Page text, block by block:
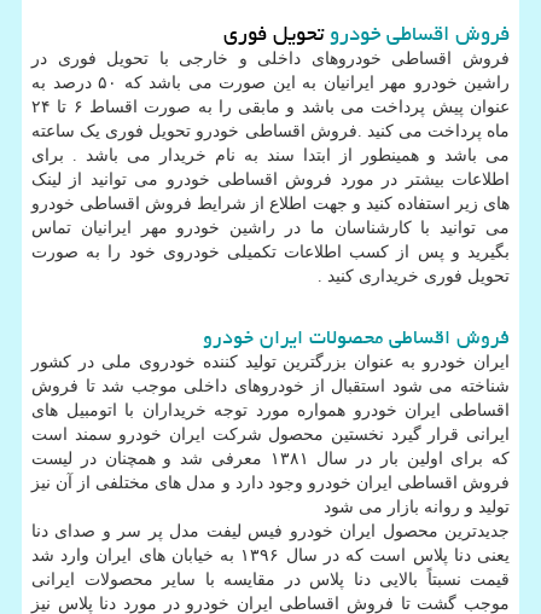
فروش اقساطی خودروتحویل فوری
فروش اقساطی خودروهای داخلی و خارجی با تحویل فوری در
راشین خودرو مهر ایرانیان به این صورت می باشد که ۵۰ درصد به
عنوان پیش پرداخت می باشد و مابقی را به صورت اقساط ۶ تا ۲۴
ماه پرداخت می کنید .فروش اقساطی خودرو تحویل فوری یک ساعته
می باشد و همینطور از ابتدا سند به نام خریدار می باشد . برای
اطلاعات بیشتر در مورد فروش اقساطی خودرو می توانید از لینک
های زیر استفاده کنید و جهت اطلاع از شرایط فروش اقساطی خودرو
می توانید با کارشناسان ما در راشین خودرو مهر ایرانیان تماس
بگیرید و پس از کسب اطلاعات تکمیلی خودروی خود را به صورت
تحویل فوری خریداری کنید .
فروش اقساطی محصولات ایران خودرو
ایران خودرو به عنوان بزرگترین تولید کننده خودروی ملی در کشور
شناخته می شود استقبال از خودروهای داخلی موجب شد تا فروش
اقساطی ایران خودرو همواره مورد توجه خریداران با اتومبیل های
ایرانی قرار گیرد نخستین محصول شرکت ایران خودرو سمند است
که برای اولین بار در سال ۱۳۸۱ معرفی شد و همچنان در لیست
فروش اقساطی ایران خودرو وجود دارد و مدل های مختلفی از آن نیز
تولید و روانه بازار می شود
جدیدترین محصول ایران خودرو فیس لیفت مدل پر سر و صدای دنا
یعنی دنا پلاس است که در سال ۱۳۹۶ به خیابان های ایران وارد شد
قیمت نسبتاً بالایی دنا پلاس در مقایسه با سایر محصولات ایرانی
موجب گشت تا فروش اقساطی ایران خودرو در مورد دنا پلاس نیز